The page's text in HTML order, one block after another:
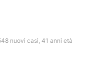
nuovi casi, 41 anni età